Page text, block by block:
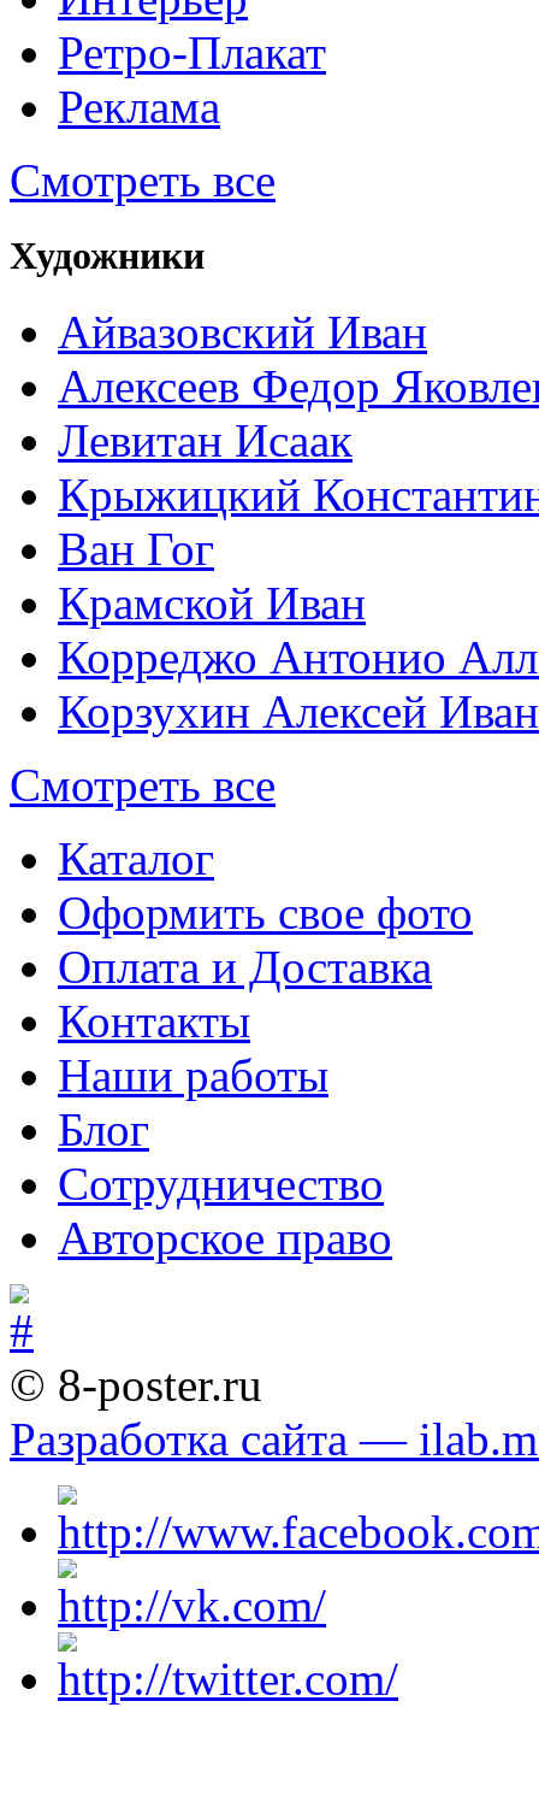
Ретро-Плакат
Реклама
Смотреть все
Художники
Айвазовский Иван
Алексеев Федор
Левитан Исаак
Крыжицкий
Ван Гог
Крамской Иван
Корреджо Антонио
Корзухин Алексей
Смотреть все
Каталог
Оформить свое фото
Оплата и Доставка
Контакты
Наши работы
Блог
Сотрудничество
Авторское право
© 8-poster.ru
Разработка сайта —